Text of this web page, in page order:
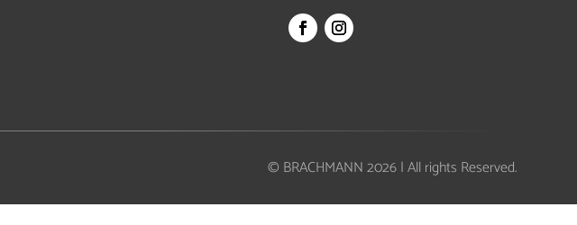
© BRACHMANN 2026 | All rights Reserved.